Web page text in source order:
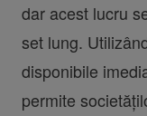
dar acest lucru
set lung.
disponibile
permite